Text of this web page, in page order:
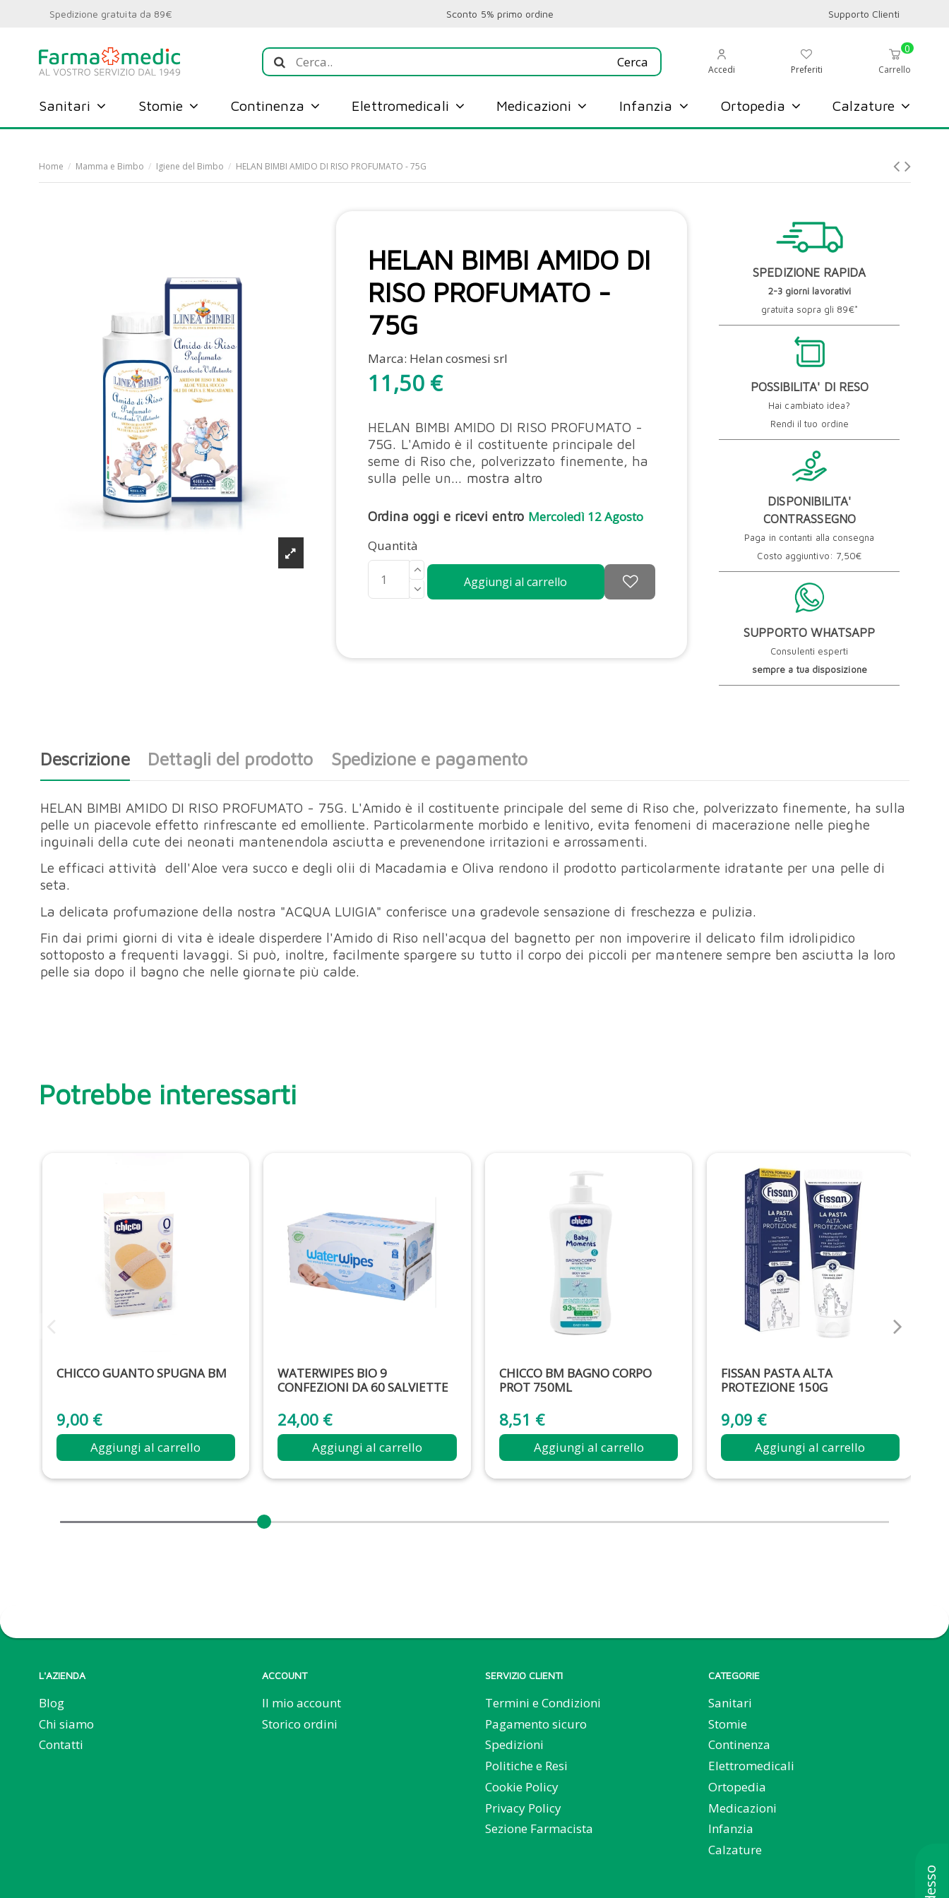
Spedizione gratuita da 89€ Sconto 5% primo ordine Supporto Clienti
Accedi Preferiti
0
Carrello
Sanitari Stomie Continenza Elettromedicali Medicazioni Infanzia Ortopedia Calzature
Home Mamma e Bimbo Igiene del Bimbo HELAN BIMBI AMIDO DI RISO PROFUMATO - 75G
HELAN BIMBI AMIDO DI
RISO PROFUMATO -
75G
Marca: Helan cosmesi srl
11,50 €
HELAN BIMBI AMIDO DI RISO PROFUMATO -
75G. L'Amido è il costituente principale del
seme di Riso che, polverizzato finemente, ha
sulla pelle un... mostra altro
Ordina oggi e ricevi entro Mercoledì 12 Agosto
Quantità
Aggiungi al carrello
SPEDIZIONE RAPIDA
2-3 giorni lavorativi
gratuita sopra gli 89€*
POSSIBILITA' DI RESO
Hai cambiato idea?
Rendi il tuo ordine
DISPONIBILITA'
CONTRASSEGNO
Paga in contanti alla consegna
Costo aggiuntivo: 7,50€
SUPPORTO WHATSAPP
Consulenti esperti
sempre a tua disposizione
Descrizione Dettagli del prodotto Spedizione e pagamento
HELAN BIMBI AMIDO DI RISO PROFUMATO - 75G. L'Amido è il costituente principale del seme di Riso che, polverizzato finemente, ha sulla
pelle un piacevole effetto rinfrescante ed emolliente. Particolarmente morbido e lenitivo, evita fenomeni di macerazione nelle pieghe
inguinali della cute dei neonati mantenendola asciutta e prevenendone irritazioni e arrossamenti.
Le efficaci attività dell'Aloe vera succo e degli olii di Macadamia e Oliva rendono il prodotto particolarmente idratante per una pelle di
seta.
La delicata profumazione della nostra "ACQUA LUIGIA" conferisce una gradevole sensazione di freschezza e pulizia.
Fin dai primi giorni di vita è ideale disperdere l'Amido di Riso nell'acqua del bagnetto per non impoverire il delicato film idrolipidico
sottoposto a frequenti lavaggi. Si può, inoltre, facilmente spargere su tutto il corpo dei piccoli per mantenere sempre ben asciutta la loro
pelle sia dopo il bagno che nelle giornate più calde.
Potrebbe interessarti
CHICCO GUANTO SPUGNA BM
9,00 €
Aggiungi al carrello
WATERWIPES BIO 9
CONFEZIONI DA 60 SALVIETTE
24,00 €
Aggiungi al carrello
CHICCO BM BAGNO CORPO
PROT 750ML
8,51 €
Aggiungi al carrello
FISSAN PASTA ALTA
PROTEZIONE 150G
9,09 €
Aggiungi al carrello
L'AZIENDA
Blog
Chi siamo
Contatti
ACCOUNT
Il mio account
Storico ordini
SERVIZIO CLIENTI
Termini e Condizioni
Pagamento sicuro
Spedizioni
Politiche e Resi
Cookie Policy
Privacy Policy
Sezione Farmacista
CATEGORIE
Sanitari
Stomie
Continenza
Elettromedicali
Ortopedia
Medicazioni
Infanzia
Calzature